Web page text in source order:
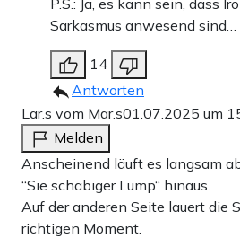
Sarkasmus anwesend sind…
14
Antworten
Lar.s vom Mar.s01.07.2025 um
Melden
Anscheinend läuft es langsam
“Sie schäbiger Lump“ hinaus.
Auf der anderen Seite lauert die
richtigen Moment.